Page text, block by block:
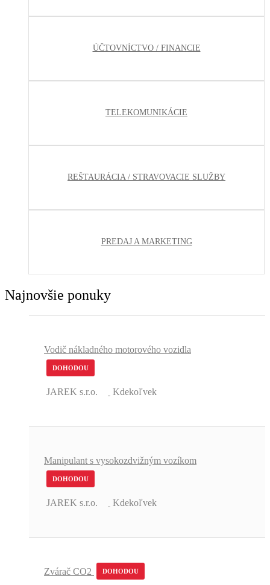
ÚČTOVNÍCTVO / FINANCIE
TELEKOMUNIKÁCIE
REŠTAURÁCIA / STRAVOVACIE SLUŽBY
PREDAJ A MARKETING
Najnovšie ponuky
Vodič nákladného motorového vozidla
DOHODOU
JAREK s.r.o. Kdekoľvek
Manipulant s vysokozdvižným vozíkom
DOHODOU
JAREK s.r.o. Kdekoľvek
Zvárač CO2 DOHODOU